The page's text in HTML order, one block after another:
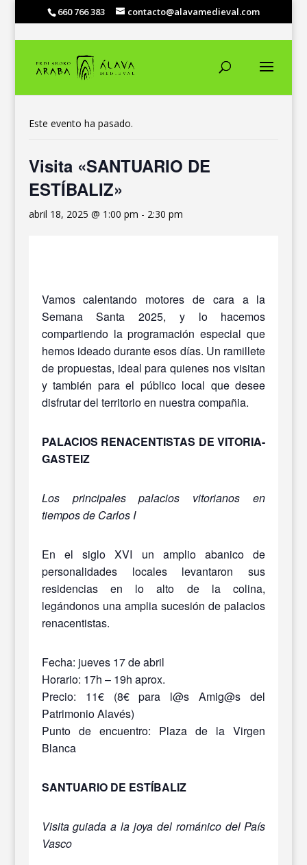
660 766 383 contacto@alavamedieval.com
Este evento ha pasado.
Visita «SANTUARIO DE
ESTÍBALIZ»
abril 18, 2025 @ 1:00 pm - 2:30 pm
Vamos calentando motores de cara a la
Semana Santa 2025, y lo hacemos
compartiendo la programación especial que
hemos ideado durante esos días. Un ramillete
de propuestas, ideal para quienes nos visitan
y también para el público local que desee
disfrutar del territorio en nuestra compañia.
PALACIOS RENACENTISTAS DE VITORIA-
GASTEIZ
Los principales palacios vitorianos en
tiempos de Carlos I
En el siglo XVI un amplio abanico de
personalidades locales levantaron sus
residencias en lo alto de la colina,
legándonos una amplia sucesión de palacios
renacentistas.
Fecha: jueves 17 de abril
Horario: 17h – 19h aprox.
Precio: 11€ (8€ para l@s Amig@s del
Patrimonio Alavés)
Punto de encuentro: Plaza de la Virgen
Blanca
SANTUARIO DE ESTÍBALIZ
Visita guiada a la joya del románico del País
Vasco